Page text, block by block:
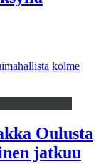
kolme
Oulusta
jatkuu